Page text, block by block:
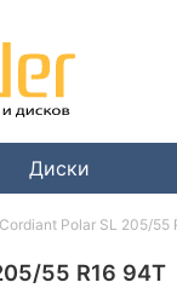
Диски
55 R16 94T
Cordiant Polar SL 205/55